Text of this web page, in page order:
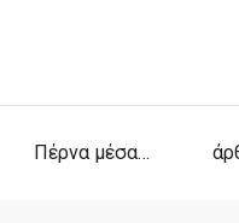
Πέρνα μέσα…